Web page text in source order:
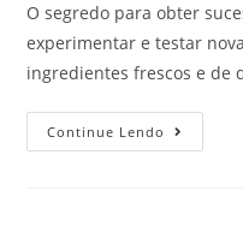
O segredo para obter
experimentar e testar
ingredientes frescos e de
Continue Lendo